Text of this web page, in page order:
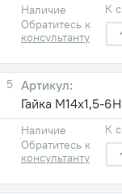
Наличие
Обратитесь к
консультанту
К
5
Гайка М14х1,5-
Наличие
Обратитесь к
консультанту
К